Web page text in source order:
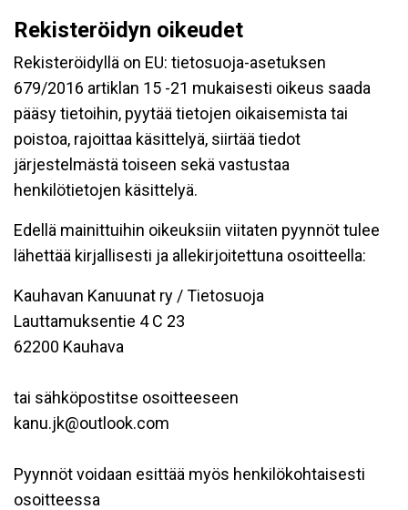
Rekisteröidyn oikeudet
Rekisteröidyllä on EU: tietosuoja-asetuksen
679/2016 artiklan 15 -21 mukaisesti oikeus saada
pääsy tietoihin, pyytää tietojen oikaisemista tai
poistoa, rajoittaa käsittelyä, siirtää tiedot
järjestelmästä toiseen sekä vastustaa
henkilötietojen käsittelyä.
Edellä mainittuihin oikeuksiin viitaten pyynnöt tulee
lähettää kirjallisesti ja allekirjoitettuna osoitteella:
Kauhavan Kanuunat ry / Tietosuoja
Lauttamuksentie 4 C 23
62200 Kauhava
tai sähköpostitse osoitteeseen
kanu.jk@outlook.com
Pyynnöt voidaan esittää myös henkilökohtaisesti
osoitteessa